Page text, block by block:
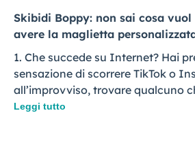
Skibidi Boppy: non sai cosa
avere la maglietta
1. Che succede su Internet? Hai
sensazione di scorrere TikTok o
all’improvviso, trovare qualcuno
Leggi tutto